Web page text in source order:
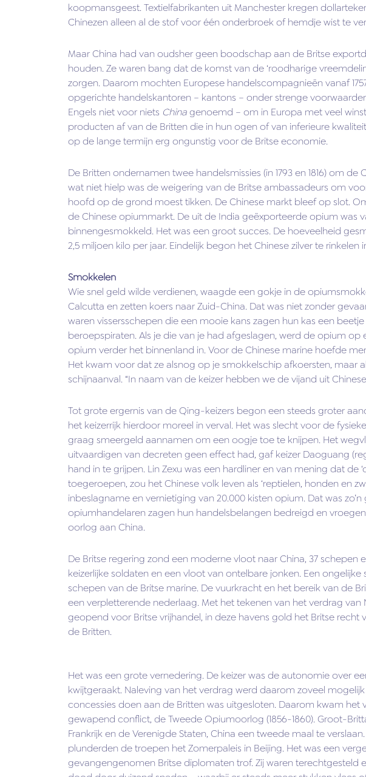
koopmansgeest. Textielfabrikanten uit Manchester kregen
Chinezen alleen al de stof voor één onderbroek of hemdje wist te
Maar China had van oudsher geen boodschap aan de Britse
houden. Ze waren bang dat de komst van de ‘roodharige
zorgen. Daarom mochten Europese handelscompagnieën vanaf
opgerichte handelskantoren – kantons – onder strenge
Engels niet voor niets Chinagenoemd – om in Europa met veel
producten af van de Britten die in hun ogen of van inferieure
op de lange termijn erg ongunstig voor de Britse economie.
De Britten ondernamen twee handelsmissies (in 1793 en 1816) om
wat niet hielp was de weigering van de Britse ambassadeurs om
hoofd op de grond moest tikken. De Chinese markt bleef op slot.
de Chinese opiummarkt. De uit de India geëxporteerde opium was
binnengesmokkeld. Het was een groot succes. De hoeveelheid
2,5 miljoen kilo per jaar. Eindelijk begon het Chinese zilver te
Smokkelen
Wie snel geld wilde verdienen, waagde een gokje in de
Calcutta en zetten koers naar Zuid-China. Dat was niet zonder
waren vissersschepen die een mooie kans zagen hun kas een
beroepspiraten. Als je die van je had afgeslagen, werd de opium
opium verder het binnenland in. Voor de Chinese marine hoefde
Het kwam voor dat ze alsnog op je smokkelschip afkoersten, maar
schijnaanval. “In naam van de keizer hebben we de vijand uit
Tot grote ergernis van de Qing-keizers begon een steeds groter
het keizerrijk hierdoor moreel in verval. Het was slecht voor de
graag smeergeld aannamen om een oogje toe te knijpen. Het
uitvaardigen van decreten geen effect had, gaf keizer Daoguang
hand in te grijpen. Lin Zexu was een hardliner en van mening dat
toegeroepen, zou het Chinese volk leven als ‘reptielen, honden en
inbeslagname en vernietiging van 20.000 kisten opium. Dat was
opiumhandelaren zagen hun handelsbelangen bedreigd en
oorlog aan China.
De Britse regering zond een moderne vloot naar China, 37
keizerlijke soldaten en een vloot van ontelbare jonken. Een
schepen van de Britse marine. De vuurkracht en het bereik van de
een verpletterende nederlaag. Met het tekenen van het verdrag
geopend voor Britse vrijhandel, in deze havens gold het Britse
de Britten.
Het was een grote vernedering. De keizer was de autonomie over
kwijtgeraakt. Naleving van het verdrag werd daarom zoveel
concessies doen aan de Britten was uitgesloten. Daarom kwam
gewapend conflict, de Tweede Opiumoorlog (1856-1860). Groot-
Frankrijk en de Verenigde Staten, China een tweede maal te
plunderden de troepen het Zomerpaleis in Beijing. Het was een
gevangengenomen Britse diplomaten trof. Zij waren